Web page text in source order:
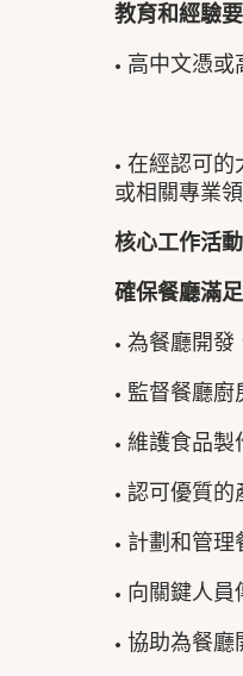
教育和經驗
• 高中文憑
• 在經認可
或相關專業
核心工作活動
確保餐廳滿
• 為餐廳開
• 監督餐廳
• 維護食品
• 認可優質的
• 計劃和管
• 向關鍵人員
• 協助為餐廳